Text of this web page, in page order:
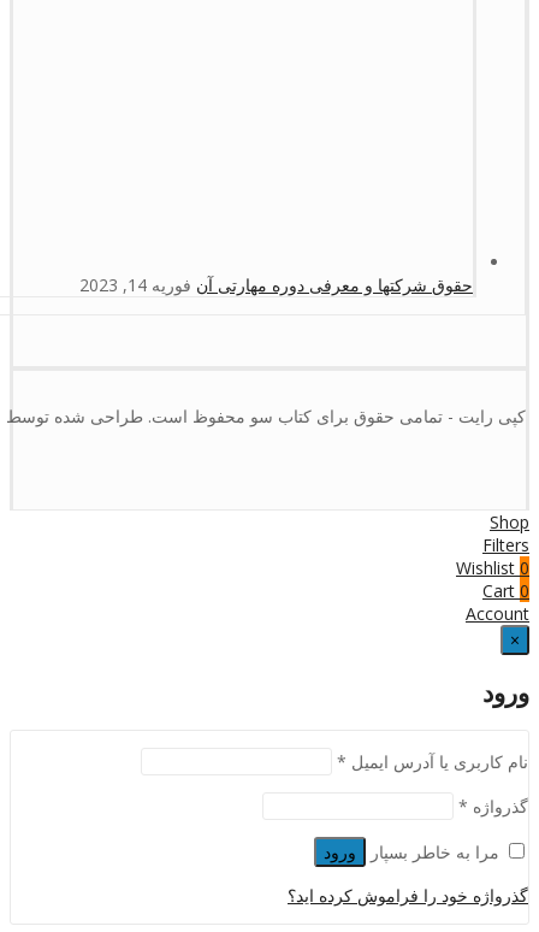
حقوق شرکتها و معرفی دوره مهارتی آن فوریه 14, 2023
کپی رایت - تمامی حقوق برای کتاب سو محفوظ است. طراحی شده
Shop
Filters
0
Wishlist
0
Cart
Account
×
ورود
نام کاربری یا آدرس ایمیل *
گذرواژه *
مرا به خاطر بسپار
ورود
گذرواژه خود را فراموش کرده اید؟